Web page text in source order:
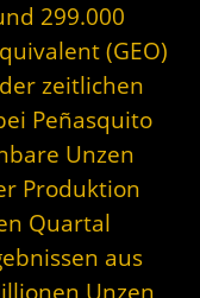
299.000
(GEO)
zeitlichen
Peñasquito
Unzen
Produktion
Quartal
aus
Unzen